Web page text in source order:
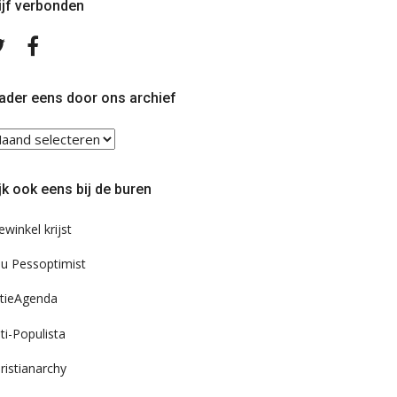
verbonden
Volg
TwitterFacebook
eens door ons archief
ook eens bij de buren
krijst
Pessoptimist
Populista